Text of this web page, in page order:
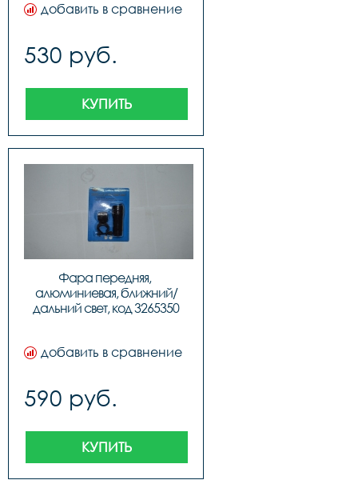
добавить в сравнение
530 руб.
КУПИТЬ
Фара передняя,
алюминиевая, ближний/
дальний свет, код 3265350
добавить в сравнение
590 руб.
КУПИТЬ